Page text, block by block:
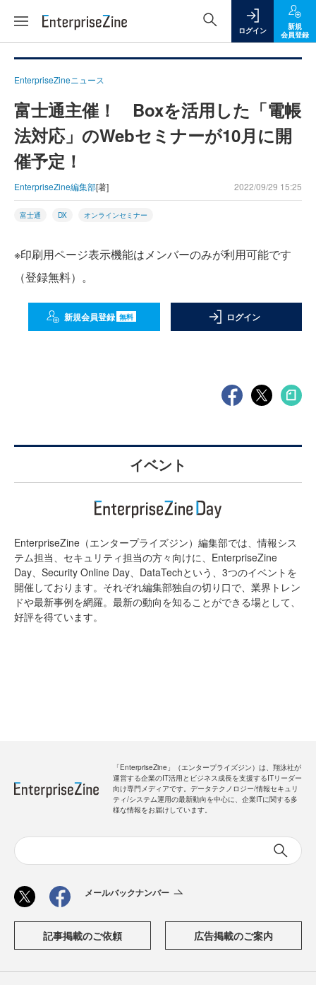
ログイン
新規
会員登録
EnterpriseZineニュース
富士通主催！ Boxを活用した「電帳
法対応」のWebセミナーが10月に開
催予定！
EnterpriseZine編集部[著] 2022/09/29 15:25
富士通 DX オンラインセミナー
※印刷用ページ表示機能はメンバーのみが利用可能です
（登録無料）。
新規会員登録 無料 ログイン
イベント
EnterpriseZine（エンタープライズジン）編集部では、情報シス
テム担当、セキュリティ担当の方々向けに、EnterpriseZine
Day、Security Online Day、DataTechという、3つのイベントを
開催しております。それぞれ編集部独自の切り口で、業界トレン
ドや最新事例を網羅。最新の動向を知ることができる場として、
好評を得ています。
「EnterpriseZine」（エンタープライズジン）は、翔泳社が
運営する企業のIT活用とビジネス成長を支援するITリーダー
向け専門メディアです。データテクノロジー/情報セキュリ
ティ/システム運用の最新動向を中心に、企業ITに関する多
様な情報をお届けしています。
メールバックナンバー
記事掲載のご依頼 広告掲載のご案内